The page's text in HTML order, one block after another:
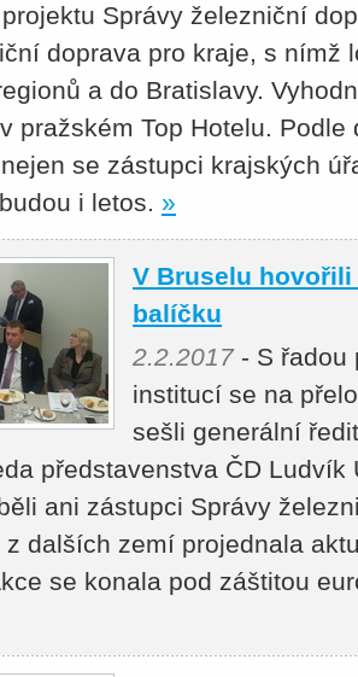
Správy železniční
doprava pro kraje, s nímž
a do Bratislavy.
pražském Top Hotelu.
se zástupci krajských
i letos. »
V Bruselu
balíčku
2.2.2017- S řadou
institucí se na
sešli generální
představenstva ČD Ludvík
ani zástupci Správy
dalších zemí projednala
se konala pod záštitou